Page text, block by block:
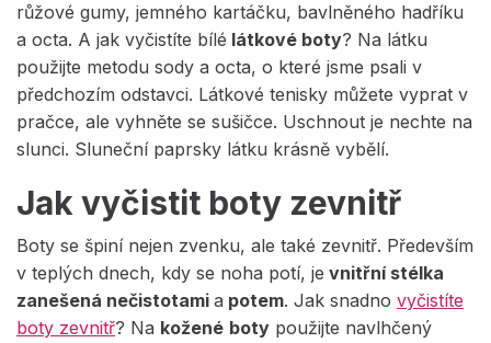
růžové gumy, jemného kartáčku, bavlněného hadříku
a octa. A jak vyčistíte bílé látkové boty? Na látku
použijte metodu sody a octa, o které jsme psali v
předchozím odstavci. Látkové tenisky můžete vyprat v
pračce, ale vyhněte se sušičce. Uschnout je nechte na
slunci. Sluneční paprsky látku krásně vybělí.
Jak vyčistit boty zevnitř
Boty se špiní nejen zvenku, ale také zevnitř. Především
v teplých dnech, kdy se noha potí, je vnitřní stélka
zanešená nečistotami a potem. Jak snadno vyčistíte
boty zevnitř? Na kožené boty použijte navlhčený